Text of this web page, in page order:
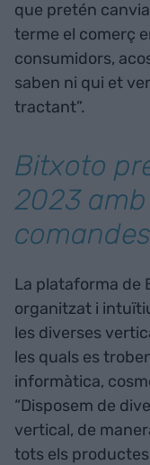
que pretén
terme el comerç
consumidors,
saben ni qui et
tractant”.
Bitxoto
2023
comandes
La plataforma de
organitzat i
les diverses
les quals es
informàtica,
“Disposem de
vertical, de
tots els